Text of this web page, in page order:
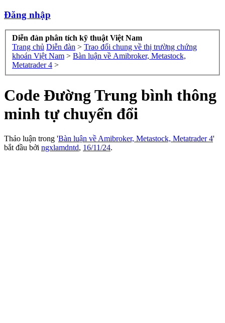
Đăng nhập
Diễn đàn phân tích kỹ thuật Việt Nam
Trang chủ Diễn đàn > Trao đổi chung về thị trường chứng
khoán Việt Nam > Bàn luận về Amibroker, Metastock,
Metatrader 4 >
Code Đường Trung bình thông
minh tự chuyển đổi
Thảo luận trong 'Bàn luận về Amibroker, Metastock, Metatrader 4'
bắt đầu bởi ngxlamdntd, 16/11/24.